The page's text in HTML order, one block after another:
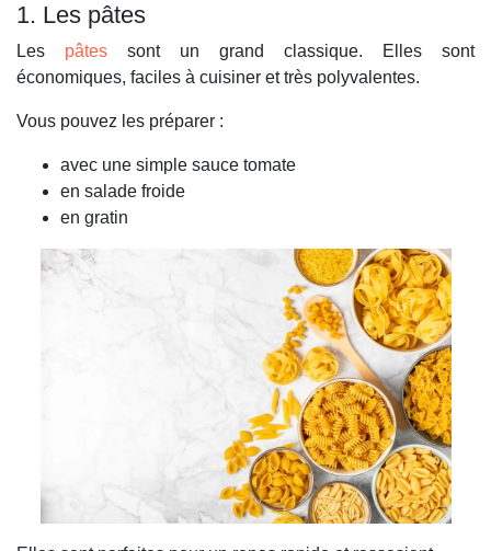
1. Les pâtes
Les pâtes sont un grand classique. Elles sont
économiques, faciles à cuisiner et très polyvalentes.
Vous pouvez les préparer :
avec une simple sauce tomate
en salade froide
en gratin